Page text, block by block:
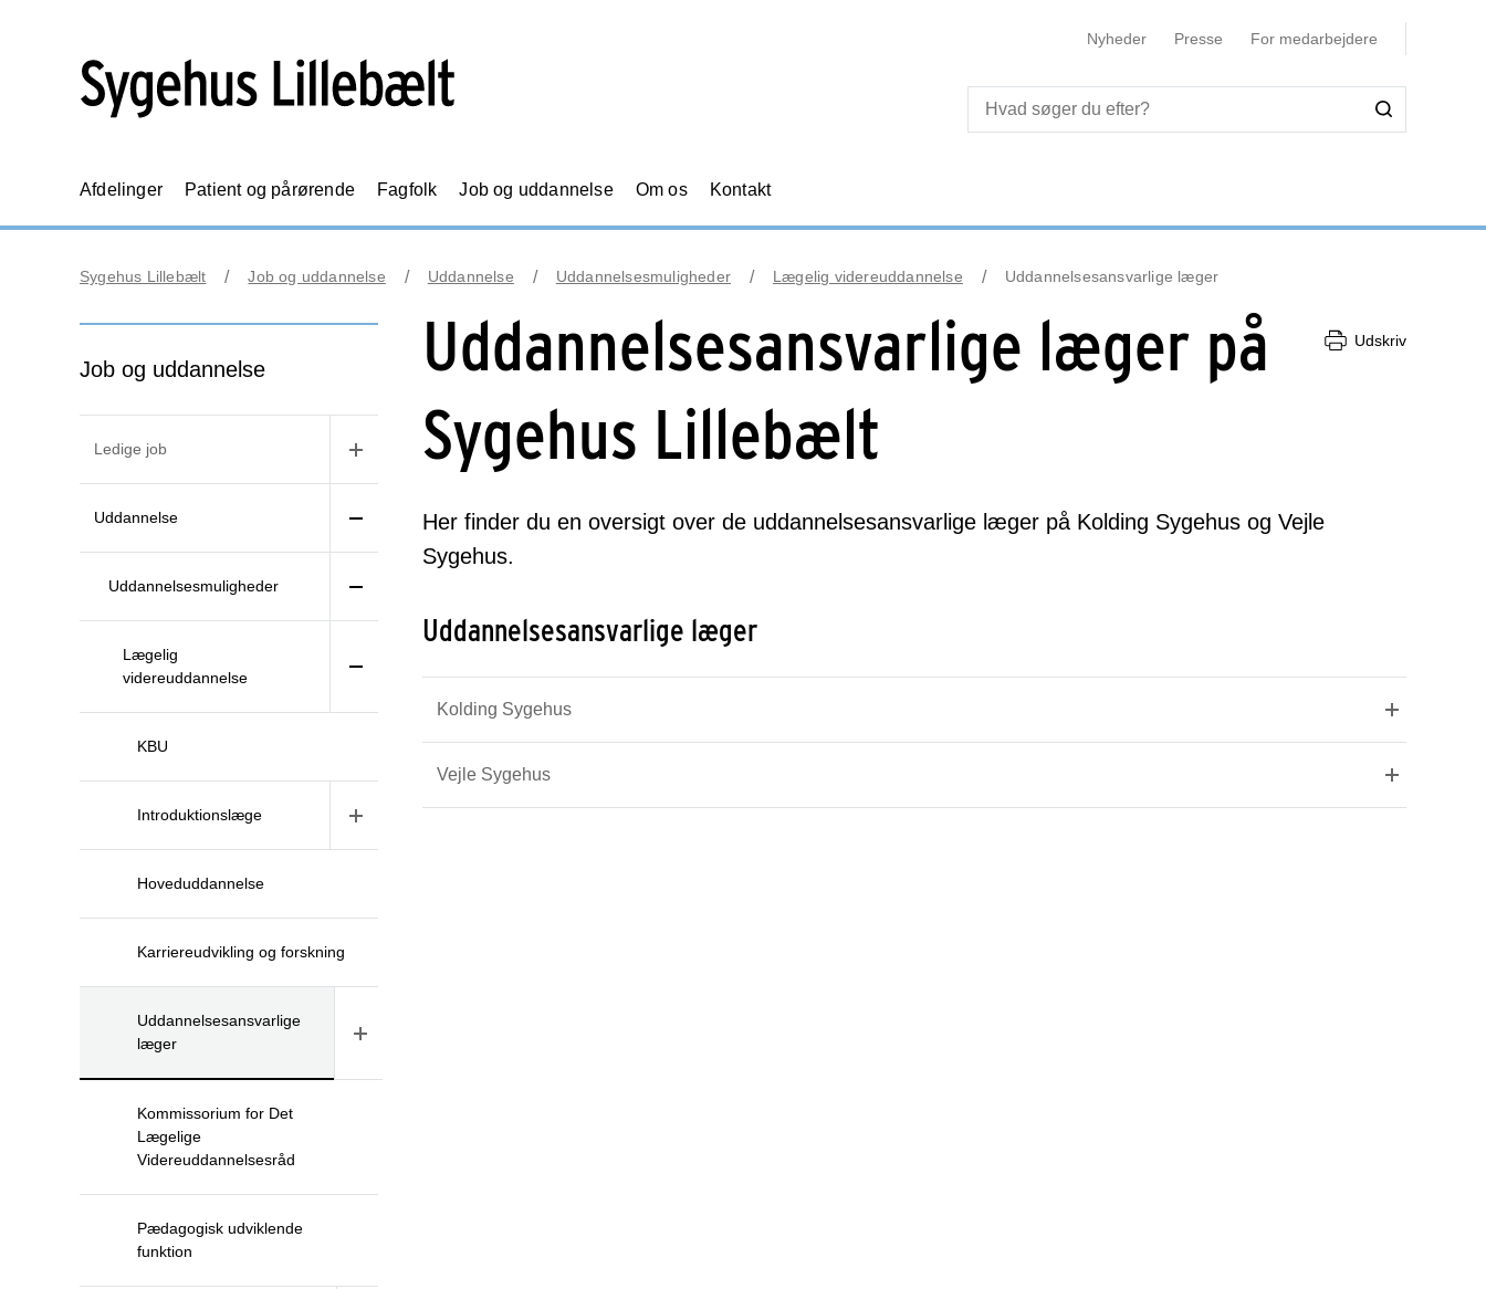
Nyheder Presse For medarbejdere
Afdelinger Patient og pårørende Fagfolk Job og uddannelse Om os Kontakt
Sygehus Lillebælt Job og uddannelse Uddannelse Uddannelsesmuligheder Lægelig videreuddannelse Uddannelsesansvarlige læger
Job og uddannelse
Ledige job
Uddannelse
Uddannelsesmuligheder
Lægelig
videreuddannelse
KBU
Introduktionslæge
Hoveduddannelse
Karriereudvikling og forskning
Uddannelsesansvarlige
læger
Kommissorium for Det
Lægelige
Videreuddannelsesråd
Pædagogisk udviklende
funktion
Uddannelsesansvarlige læger på
Sygehus Lillebælt
Udskriv
Her finder du en oversigt over de uddannelsesansvarlige læger på Kolding Sygehus og Vejle
Sygehus.
Uddannelsesansvarlige læger
Kolding Sygehus
Vejle Sygehus